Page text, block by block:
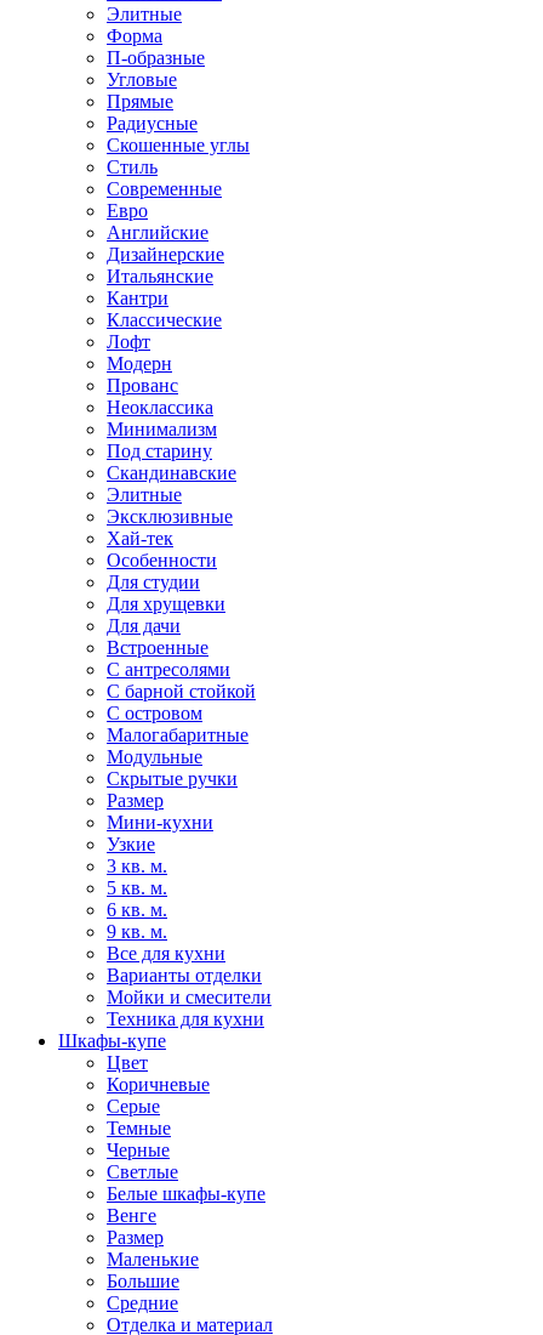
Элитные
Форма
П-образные
Угловые
Прямые
Радиусные
Скошенные углы
Стиль
Современные
Евро
Английские
Дизайнерские
Итальянские
Кантри
Классические
Лофт
Модерн
Прованс
Неоклассика
Минимализм
Под старину
Скандинавские
Элитные
Эксклюзивные
Хай-тек
Особенности
Для студии
Для хрущевки
Для дачи
Встроенные
С антресолями
С барной стойкой
С островом
Малогабаритные
Модульные
Скрытые ручки
Размер
Мини-кухни
Узкие
3 кв. м.
5 кв. м.
6 кв. м.
9 кв. м.
Все для кухни
Варианты отделки
Мойки и смесители
Техника для кухни
Шкафы-купе
Цвет
Коричневые
Серые
Темные
Черные
Светлые
Белые шкафы-купе
Венге
Размер
Маленькие
Большие
Средние
Отделка и материал